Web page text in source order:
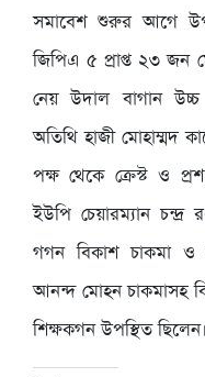
সমাবেশ শুরুর আগে
জিপিএ ৫ প্রাপ্ত ২৩ জন
নেয় উদাল বাগান উচ্চ
অতিথি হাজী মোহাম্মদ
পক্ষ থেকে ক্রেস্ট ও
ইউপি চেয়ারম্যান চন্দ্র
গগন বিকাশ চাকমা ও
আনন্দ মোহন চাকমাসহ
শিক্ষকগন উপস্থিত ছিলেন।